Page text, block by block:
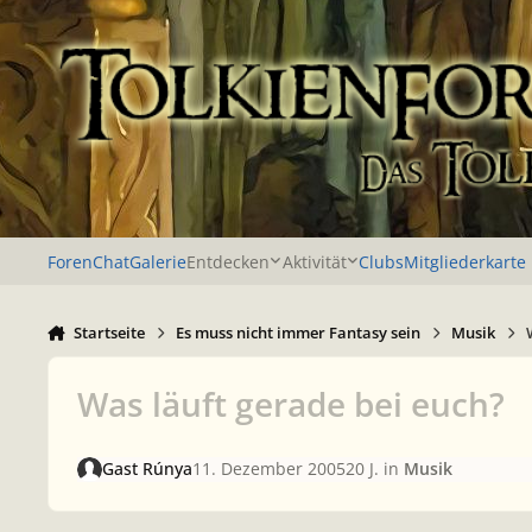
Zu Inhalt springen
ForenChatGalerieEntdecken Aktivität ClubsMitgliederkarte
Startseite Es muss nicht immer Fantasy sein Musik
Was läuft gerade bei euch?
Gast Rúnya11. Dezember 200520 J. in Musik